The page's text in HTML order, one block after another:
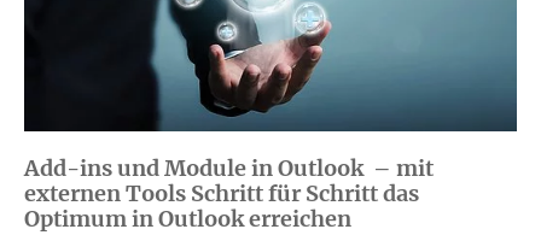
Add-ins und Module in Outlook – mit
externen Tools Schritt für Schritt das
Optimum in Outlook erreichen